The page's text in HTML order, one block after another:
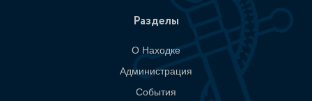
Разделы
О Находке
Администрация
События